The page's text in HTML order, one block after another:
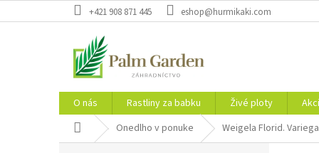
na
+421 908 871 445 eshop@hurmikaki.com
O nás Rastliny za babku Živé ploty
Domov Onedlho v ponuke Weigela Florid.